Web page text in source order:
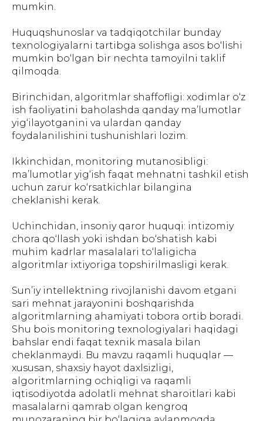
mumkin.
Huquqshunoslar va tadqiqotchilar bunday
texnologiyalarni tartibga solishga asos bo‘lishi
mumkin bo‘lgan bir nechta tamoyilni taklif
qilmoqda.
Birinchidan, algoritmlar shaffofligi: xodimlar o‘z
ish faoliyatini baholashda qanday ma’lumotlar
yig‘ilayotganini va ulardan qanday
foydalanilishini tushunishlari lozim.
Ikkinchidan, monitoring mutanosibligi:
ma’lumotlar yig‘ish faqat mehnatni tashkil etish
uchun zarur ko‘rsatkichlar bilangina
cheklanishi kerak.
Uchinchidan, insoniy qaror huquqi: intizomiy
chora qo‘llash yoki ishdan bo‘shatish kabi
muhim kadrlar masalalari to‘laligicha
algoritmlar ixtiyoriga topshirilmasligi kerak.
Sun’iy intellektning rivojlanishi davom etgani
sari mehnat jarayonini boshqarishda
algoritmlarning ahamiyati tobora ortib boradi.
Shu bois monitoring texnologiyalari haqidagi
bahslar endi faqat texnik masala bilan
cheklanmaydi. Bu mavzu raqamli huquqlar —
xususan, shaxsiy hayot daxlsizligi,
algoritmlarning ochiqligi va raqamli
iqtisodiyotda adolatli mehnat sharoitlari kabi
masalalarni qamrab olgan kengroq